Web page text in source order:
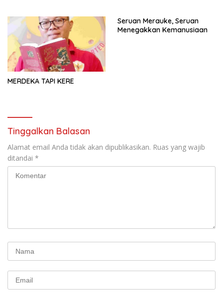
MERDEKA TAPI KERE
Seruan Merauke, Seruan
Menegakkan Kemanusiaan
Tinggalkan Balasan
Alamat email Anda tidak akan dipublikasikan. Ruas yang wajib
ditandai *